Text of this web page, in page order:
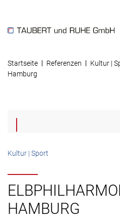
Startseite Referenzen Kultur |
Hamburg
Kultur | Sport
HAMBURG